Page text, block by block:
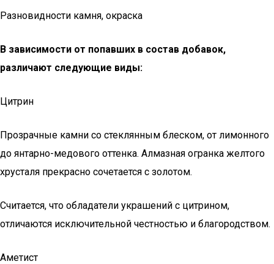
Разновидности камня, окраска
В зависимости от попавших в состав добавок,
различают следующие виды:
Цитрин
Прозрачные камни со стеклянным блеском, от лимонного
до янтарно-медового оттенка. Алмазная огранка желтого
хрусталя прекрасно сочетается с золотом.
Считается, что обладатели украшений с цитрином,
отличаются исключительной честностью и благородством.
Аметист